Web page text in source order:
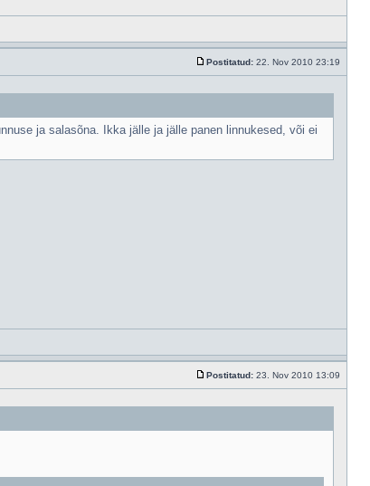
Postitatud: 22. Nov 2010 23:19
ja salasõna. Ikka jälle ja jälle panen linnukesed, või ei
Postitatud: 23. Nov 2010 13:09